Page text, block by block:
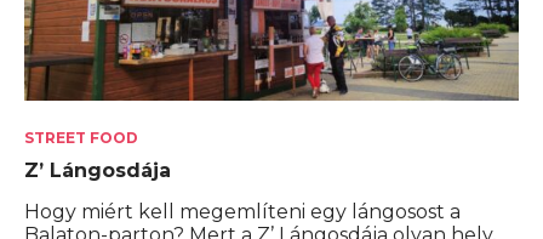
STREET FOOD
Z’ Lángosdája
Hogy miért kell megemlíteni egy lángosost a